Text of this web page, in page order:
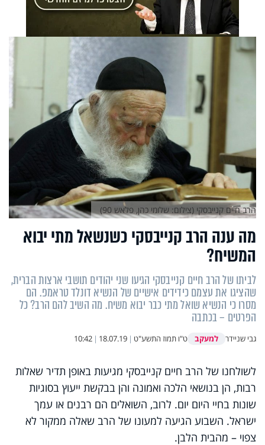
מה ענה הרב קנייבסקי כשנשאל מתי יבוא
המשיח?
לביתו של הרב חיים קנייבסקי הגיעו שני יהודים תושבי ארצות הברית,
שהציגו את עצמם כידידים אישיים של הנשיא דונלד טראמפ. הם
מסרו כי הנשיא שואל מתי כבר יבוא משיח. מה השיב להם הרב? כל
הפרטים – בכתבה
גבי שניידר למעקב ט"ו תמוז התשע"ט |
18.07.19
|
10:42
הרב חיים קנייבסקי (צילום: שלומי כהן, פלאש 90)
לשולחנו של הרב חיים קנייבסקי מגיעות באופן תדיר שאלות
רבות, הן בנושאי הלכה ואמונה והן בבקשת ייעוץ בסוגיות
שונות בחיי היום יום. לרוב, השואלים הם רבנים או עמך
ישראל. השבוע הגיעה למעונו של הרב שאלה ממקור לא
צפוי – מהבית הלבן.